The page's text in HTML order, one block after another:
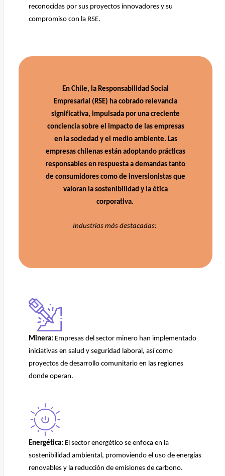
reconocidas por sus proyectos innovadores y su
compromiso con la RSE.
En Chile, la Responsabilidad Social
Empresarial (RSE) ha cobrado relevancia
significativa, impulsada por una creciente
conciencia sobre el impacto de las empresas
en la sociedad y el medio ambiente. Las
empresas chilenas están adoptando prácticas
responsables en respuesta a demandas tanto
de consumidores como de inversionistas que
valoran la sostenibilidad y la ética
corporativa.
Industrias más destacadas:
Minera: Empresas del sector minero han implementado
iniciativas en salud y seguridad laboral, así como
proyectos de desarrollo comunitario en las regiones
donde operan.
Energética: El sector energético se enfoca en la
sostenibilidad ambiental, promoviendo el uso de energías
renovables y la reducción de emisiones de carbono.